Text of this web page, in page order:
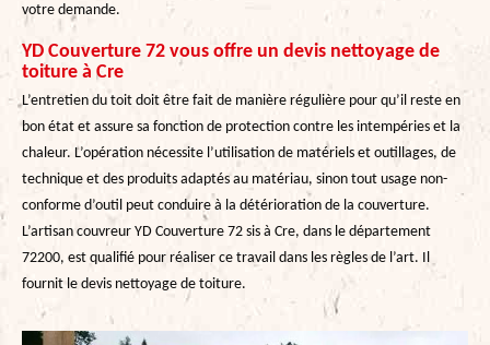
votre demande.
YD Couverture 72 vous offre un devis nettoyage de
toiture à Cre
L’entretien du toit doit être fait de manière régulière pour qu’il reste en
bon état et assure sa fonction de protection contre les intempéries et la
chaleur. L’opération nécessite l’utilisation de matériels et outillages, de
technique et des produits adaptés au matériau, sinon tout usage non-
conforme d’outil peut conduire à la détérioration de la couverture.
L’artisan couvreur YD Couverture 72 sis à Cre, dans le département
72200, est qualifié pour réaliser ce travail dans les règles de l’art. Il
fournit le devis nettoyage de toiture.